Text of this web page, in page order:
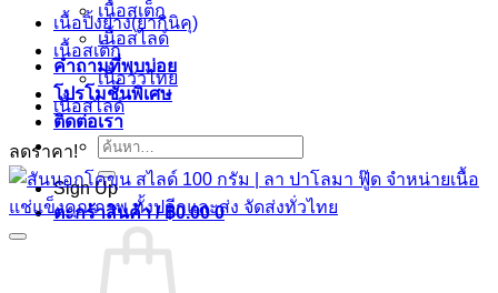
เนื้อสเต็ก
เนื้อสไลด์
คำถามที่พบบ่อย
โปรโมชั่นพิเศษ
ติดต่อเรา
ค้นหา:
Sign Up
ตะกร้าสินค้า /฿0.00 0
เนื้อปิ้งย่าง(ยากินิคุ)
เนื้อสเต็ก
เนื้อวัวไทย
เนื้อสไลด์
ลดราคา!